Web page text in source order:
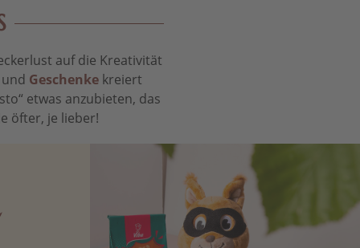
auf die Kreativität
Geschenkekreiert
etwas anzubieten, das
öfter, je lieber!